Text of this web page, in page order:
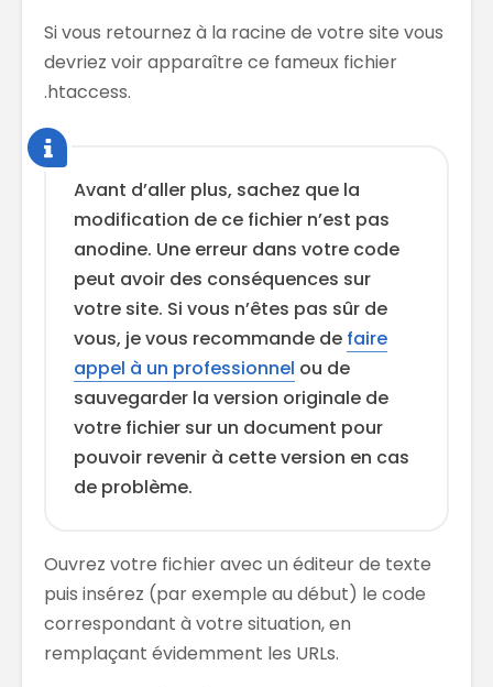
Si vous retournez à la racine de votre site vous
devriez voir apparaître ce fameux fichier
.htaccess.
Avant d’aller plus, sachez que la
modification de ce fichier n’est pas
anodine. Une erreur dans votre code
peut avoir des conséquences sur
votre site. Si vous n’êtes pas sûr de
vous, je vous recommande de faire
appel à un professionnel ou de
sauvegarder la version originale de
votre fichier sur un document pour
pouvoir revenir à cette version en cas
de problème.
Ouvrez votre fichier avec un éditeur de texte
puis insérez (par exemple au début) le code
correspondant à votre situation, en
remplaçant évidemment les URLs.